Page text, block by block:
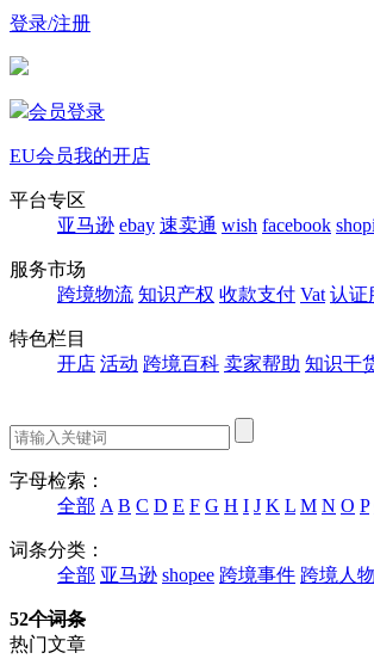
登录/注册
会员登录
EU会员我的开店
平台专区
亚马逊 ebay 速卖通 wish facebook
服务市场
跨境物流 知识产权 收款支付 Vat 认证
特色栏目
开店 活动 跨境百科 卖家帮助 知识干
字母检索：
全部 A B C D E F G H I J K L M N O P
词条分类：
全部 亚马逊 shopee 跨境事件 跨境人物
52个词条
热门文章